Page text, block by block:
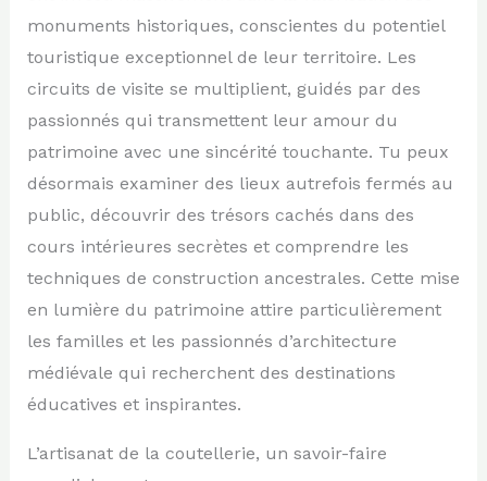
monuments historiques, conscientes du potentiel
touristique exceptionnel de leur territoire. Les
circuits de visite se multiplient, guidés par des
passionnés qui transmettent leur amour du
patrimoine avec une sincérité touchante. Tu peux
désormais examiner des lieux autrefois fermés au
public, découvrir des trésors cachés dans des
cours intérieures secrètes et comprendre les
techniques de construction ancestrales. Cette mise
en lumière du patrimoine attire particulièrement
les familles et les passionnés d’architecture
médiévale qui recherchent des destinations
éducatives et inspirantes.
L’artisanat de la coutellerie, un savoir-faire